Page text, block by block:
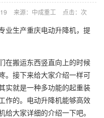
来源：中成重工 点击： 次
业生产重庆电动升降机，提
在搬运东西竖直向上的时候
。接下来给大家介绍一样可
实就是一种多功能的起重装
作的。电动升降机能够高效
大家详细的介绍一下吧。